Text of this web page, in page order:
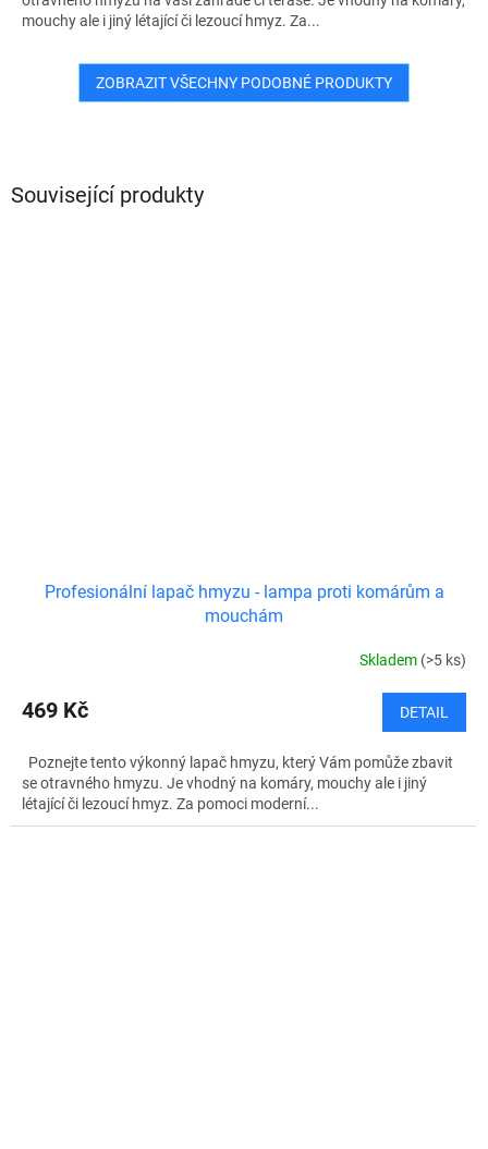
Související produkty
Profesionální lapač hmyzu - lampa proti komárům a
mouchám
Skladem (>5 ks)
469 Kč DETAIL
Poznejte tento výkonný lapač hmyzu, který Vám pomůže zbavit
se otravného hmyzu. Je vhodný na komáry, mouchy ale i jiný
létající či lezoucí hmyz. Za pomoci moderní...
mouchy ale i jiný létající či lezoucí hmyz. Za...
ZOBRAZIT VŠECHNY PODOBNÉ PRODUKTY